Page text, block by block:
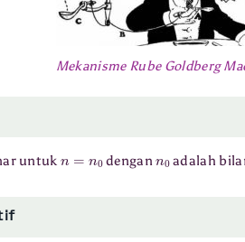
Mekanisme Rube Goldberg
untuk =
dengan n 0
adalah